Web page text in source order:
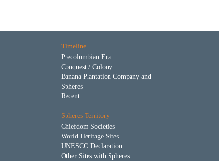
Timeline
Precolumbian Era
Conquest / Colony
Banana Plantation Company and
Spheres
Recent
Spheres Territory
Chiefdom Societies
World Heritage Sites
UNESCO Declaration
Other Sites with Spheres